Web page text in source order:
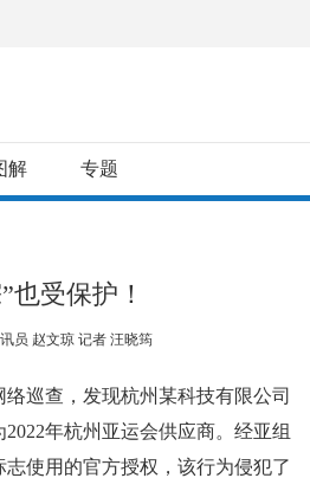
解 专题
也受保护！
员 赵文琼 记者 汪晓筠
巡查，发现杭州某科技有限公司
年杭州亚运会供应商。经亚组
使用的官方授权，该行为侵犯了